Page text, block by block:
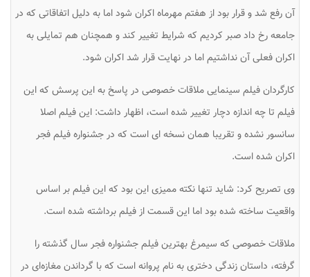
آن رفع شد و قرار بود از هفتم مهرماه اکران شود اما به دلیل اتفاقاتی که در
جامعه رخ داد صبر کردیم که شرایط تغییر کند و همچنان هم تمایلی به
اکران فعلی آن نداشتیم اما در نهایت قرار شد اکران شود.
کارگردان فیلم سینماییملاقات خصوصی در پاسخ به این پرسش که این
فیلم تا چه اندازه دچار تغییر شده است، اظهار داشت: این فیلم اصلا
سانسور نشده و تقریبا همان نسخه ای است که در جشنواره فیلم فجر
اکران شده است.
وی تصریح کرد: شاید تنها نکته ممیزی این بود که این فیلم بر اساس
واقعیت ساخته شده بود اما این قسمت از فیلم برداشته شده است.
ملاقات خصوصی که سیمرغ بهترین فیلم جشنواره فجر سال گذشته را
گرفته، داستان زندگی دختری به‌ نام پروانه است که با گرداندن مغازه‌ای در